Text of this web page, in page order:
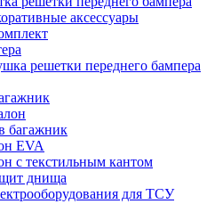
аксессуары
решетки переднего бампера
багажник
EVA
с текстильным кантом
днища
для ТСУ